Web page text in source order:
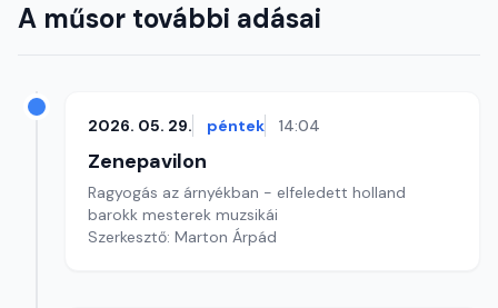
A műsor további adásai
2026. 05. 29. péntek 14:04
Zenepavilon
Ragyogás az árnyékban - elfeledett holland
barokk mesterek muzsikái
Szerkesztő: Marton Árpád